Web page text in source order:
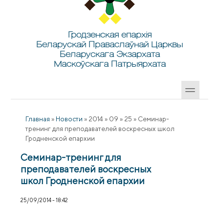
Гродзенская епархія
Беларускай Праваслаўнай Царквы
Беларускага Экзархата
Маскоўскага Патрыярхата
Главная » Новости » 2014 » 09 » 25 » Семинар-
тренинг для преподавателей воскресных школ
Гродненской епархии
Семинар-тренинг для
преподавателей воскресных
школ Гродненской епархии
25/09/2014 - 18:42